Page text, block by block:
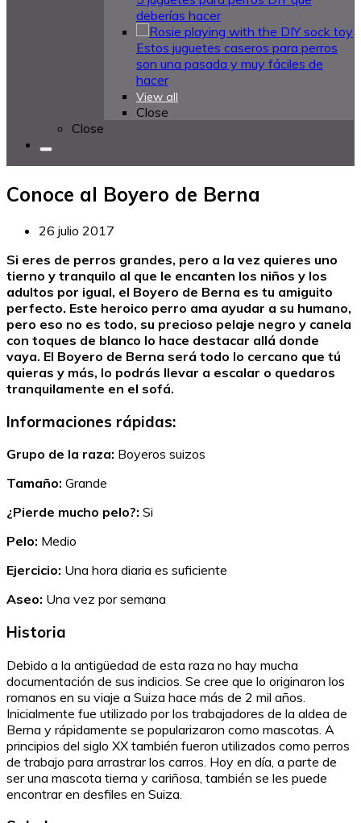
deberías hacer
Estos juguetes caseros para perros
son una pasada y muy fáciles de
hacer
View all
Close
Close
Conoce al Boyero de Berna
26 julio 2017
Si eres de perros grandes, pero a la vez quieres uno
tierno y tranquilo al que le encanten los niños y los
adultos por igual, el Boyero de Berna es tu amiguito
perfecto. Este heroico perro ama ayudar a su humano,
pero eso no es todo, su precioso pelaje negro y canela
con toques de blanco lo hace destacar allá donde
vaya. El Boyero de Berna será todo lo cercano que tú
quieras y más, lo podrás llevar a escalar o quedaros
tranquilamente en el sofá.
Informaciones rápidas:
Grupo de la raza: Boyeros suizos
Tamaño: Grande
¿Pierde mucho pelo?: Si
Pelo: Medio
Ejercicio: Una hora diaria es suficiente
Aseo: Una vez por semana
Historia
Debido a la antigüedad de esta raza no hay mucha
documentación de sus indicios. Se cree que lo originaron los
romanos en su viaje a Suiza hace más de 2 mil años.
Inicialmente fue utilizado por los trabajadores de la aldea de
Berna y rápidamente se popularizaron como mascotas. A
principios del siglo XX también fueron utilizados como perros
de trabajo para arrastrar los carros. Hoy en día, a parte de
ser una mascota tierna y cariñosa, también se les puede
encontrar en desfiles en Suiza.